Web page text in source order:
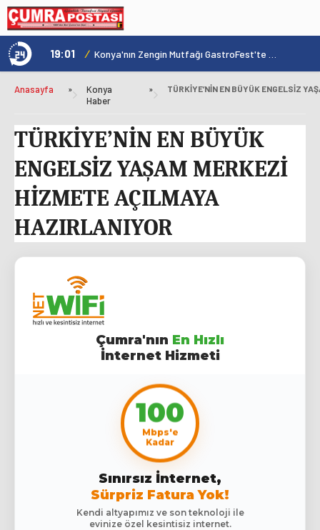
Hadim'de Arıcılara Orman Yangınları Eğitimi Verildi 19:01 /
Anasayfa »
Konya
Haber
»
TÜRKİYE’NİN EN BÜYÜK
ENGELSİZ YAŞAM MERKEZİ
HİZMETE AÇILMAYA
HAZIRLANIYOR
Çumra'nın En Hızlı
İnternet Hizmeti
100
Mbps'e
Kadar
Sınırsız İnternet,
Sürpriz Fatura Yok!
Kendi altyapımız ve son teknoloji ile
evinize özel kesintisiz internet.